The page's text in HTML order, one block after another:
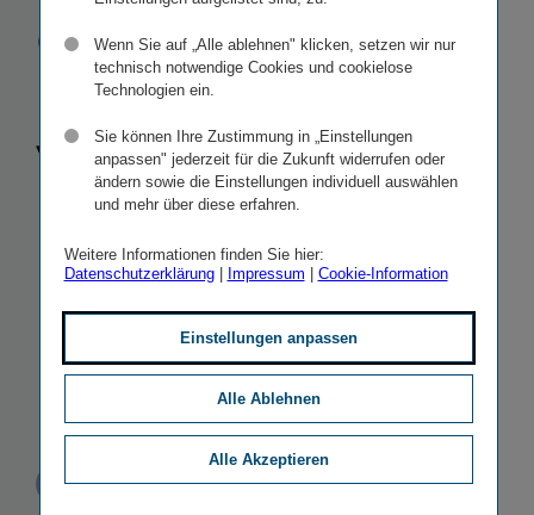
Group:
Führender
Versiche­
rungs­konzern
mit
prägnantem
neuen Logo
PR Veröffentlicht
12.01.2011 STICHWORTE
SONSTIGE
Wenn Sie auf „Alle ablehnen" klicken, setzen wir nur
technisch notwendige Cookies und cookielose
Technologien ein.
Sie können Ihre Zustimmung in „Einstellungen
anpassen" jederzeit für die Zukunft widerrufen oder
ändern sowie die Einstellungen individuell auswählen
und mehr über diese erfahren.
Weitere Informationen finden Sie hier:
Datenschutzerklärung| Impressum Cookie-Information
Einstellungen anpassen
Alle Ablehnen
Alle Akzeptieren